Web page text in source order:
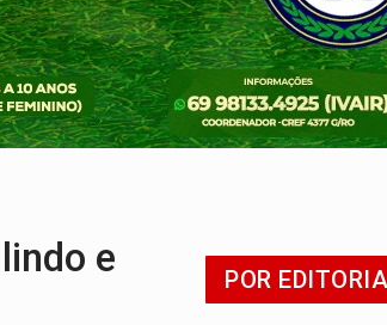
da sociobioeconomia
e
POR EDITORIA